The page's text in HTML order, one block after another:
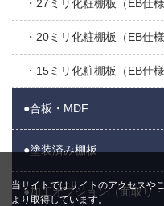
27ミリ化粧棚板（EB仕
20ミリ化粧棚板（EB仕
15ミリ化粧棚板（EB仕
●合板・MDF
●塗装済み棚板
●加工オプション（面取り
当サイトではサイトのアクセスや
より取得しています。